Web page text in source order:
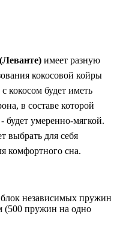
имеет разную
кокосовой койры
кокосом будет иметь
в составе которой
будет умеренно-мягкой.
выбрать для себя
комфортного сна.
блок независимых пружин
(500 пружин на одно